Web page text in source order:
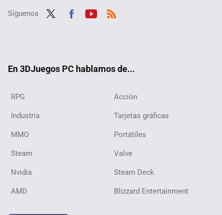
Síguenos
En 3DJuegos PC hablamos de...
RPG Acción
Industria Tarjetas gráficas
MMO Portátiles
Steam Valve
Nvidia Steam Deck
AMD Blizzard Entertainment